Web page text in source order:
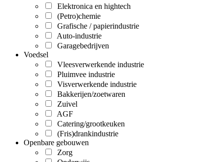
Elektronica en hightech
(Petro)chemie
Grafische / papierindustrie
Auto-industrie
Garagebedrijven
Voedsel
Vleesverwerkende industrie
Pluimvee industrie
Visverwerkende industrie
Bakkerijen/zoetwaren
Zuivel
AGF
Catering/grootkeuken
(Fris)drankindustrie
Openbare gebouwen
Zorg